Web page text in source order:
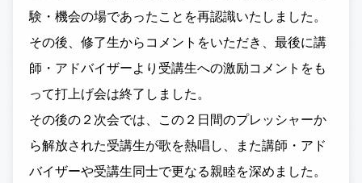
験・機会の場であったことを再認識いたしました。
その後、修了生からコメントをいただき、最後に講
師・アドバイザーより受講生への激励コメントをも
って打上げ会は終了しました。
その後の２次会では、この２日間のプレッシャーか
ら解放された受講生が歌を熱唱し、また講師・アド
バイザーや受講生同士で更なる親睦を深めました。